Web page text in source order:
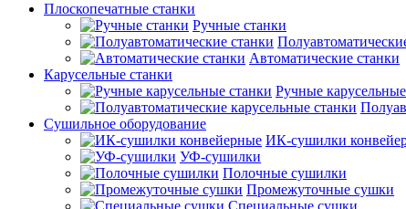
Плоскопечатные станки
Ручные станки
Автоматические станки
Карусельные станки
Ручные
Сушильное оборудование
ИК-сушилки
УФ-сушилки
Полочные сушилки
Промежуточные сушки
Специальные сушки